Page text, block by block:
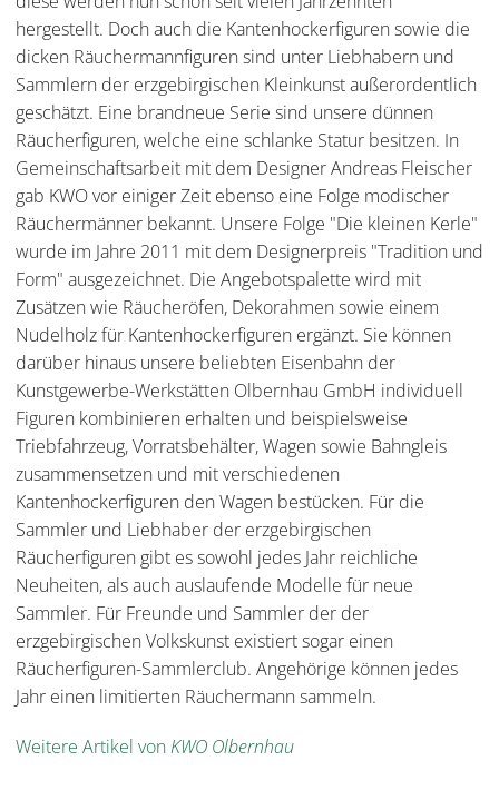
hergestellt. Doch auch die Kantenhockerfiguren sowie die
dicken Räuchermannfiguren sind unter Liebhabern und
Sammlern der erzgebirgischen Kleinkunst außerordentlich
geschätzt. Eine brandneue Serie sind unsere dünnen
Räucherfiguren, welche eine schlanke Statur besitzen. In
Gemeinschaftsarbeit mit dem Designer Andreas Fleischer
gab KWO vor einiger Zeit ebenso eine Folge modischer
Räuchermänner bekannt. Unsere Folge "Die kleinen Kerle"
wurde im Jahre 2011 mit dem Designerpreis "Tradition und
Form" ausgezeichnet. Die Angebotspalette wird mit
Zusätzen wie Räucheröfen, Dekorahmen sowie einem
Nudelholz für Kantenhockerfiguren ergänzt. Sie können
darüber hinaus unsere beliebten Eisenbahn der
Kunstgewerbe-Werkstätten Olbernhau GmbH individuell
Figuren kombinieren erhalten und beispielsweise
Triebfahrzeug, Vorratsbehälter, Wagen sowie Bahngleis
zusammensetzen und mit verschiedenen
Kantenhockerfiguren den Wagen bestücken. Für die
Sammler und Liebhaber der erzgebirgischen
Räucherfiguren gibt es sowohl jedes Jahr reichliche
Neuheiten, als auch auslaufende Modelle für neue
Sammler. Für Freunde und Sammler der der
erzgebirgischen Volkskunst existiert sogar einen
Räucherfiguren-Sammlerclub. Angehörige können jedes
Jahr einen limitierten Räuchermann sammeln.
Weitere Artikel vonKWO Olbernhau